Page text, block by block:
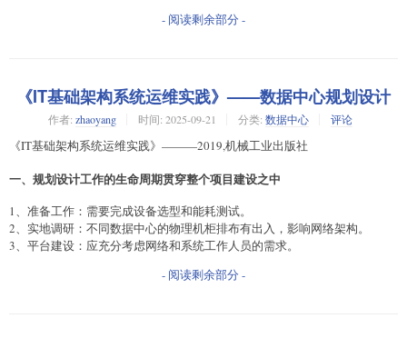
- 阅读剩余部分 -
《IT基础架构系统运维实践》——数据中心规划设计
作者: zhaoyang 时间: 2025-09-21 分类: 数据中心 评论
《IT基础架构系统运维实践》———2019,机械工业出版社
一、规划设计工作的生命周期贯穿整个项目建设之中
1、准备工作：需要完成设备选型和能耗测试。
2、实地调研：不同数据中心的物理机柜排布有出入，影响网络架构。
3、平台建设：应充分考虑网络和系统工作人员的需求。
- 阅读剩余部分 -